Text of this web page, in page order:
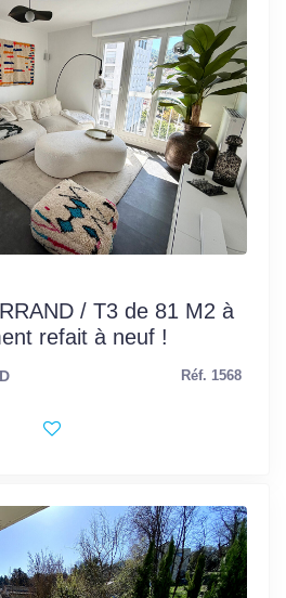
/ T3 de 81 M2 à
refait à neuf !
Réf. 1568